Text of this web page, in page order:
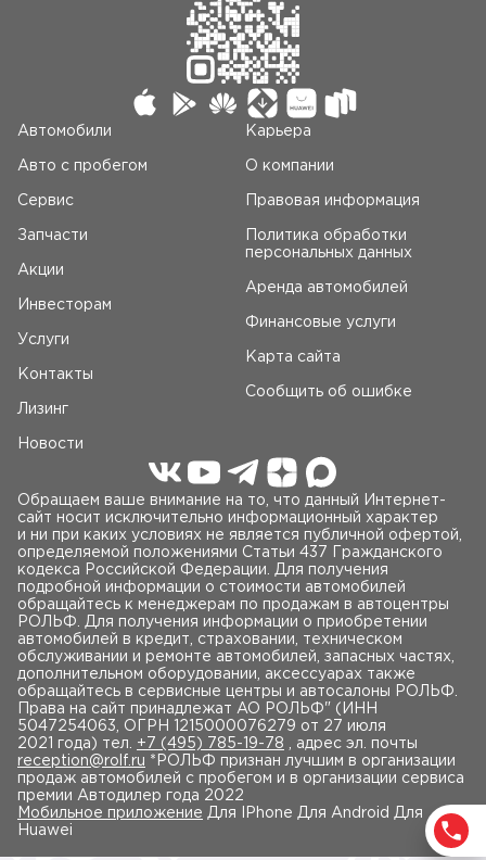
Автомобили
Авто c пробегом
Сервис
Запчасти
Акции
Инвесторам
Услуги
Контакты
Лизинг
Новости
Карьера
О компании
Правовая информация
Политика обработки
персональных данных
Аренда автомобилей
Финансовые услуги
Карта сайта
Сообщить об ошибке
Обращаем ваше внимание на то, что данный Интернет-
сайт носит исключительно информационный характер
и ни при каких условиях не является публичной офертой,
определяемой положениями Статьи 437 Гражданского
кодекса Российской Федерации. Для получения
подробной информации о стоимости автомобилей
обращайтесь к менеджерам по продажам в автоцентры
РОЛЬФ. Для получения информации о приобретении
автомобилей в кредит, страховании, техническом
обслуживании и ремонте автомобилей, запасных частях,
дополнительном оборудовании, аксессуарах также
обращайтесь в сервисные центры и автосалоны РОЛЬФ.
Права на сайт принадлежат AO РОЛЬФ" (ИНН
5047254063, ОГРН 1215000076279 от 27 июля
2021 года) тел. +7 (495) 785-19-78 , адрес эл. почты
reception@rolf.ru *РОЛЬФ признан лучшим в организации
продаж автомобилей с пробегом и в организации сервиса
премии Автодилер года 2022
Мобильное приложение Для IPhone Для Android Для
Huawei